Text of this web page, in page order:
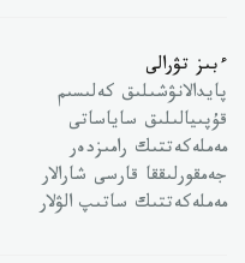
ءبىز تۋرالى
پايدالانۋشىلىق كەلىسىم
قۇپىيالىلىق ساياساتى
مەملەكەتتىك رامىزدەر
جەمقورلىققا قارسى شارالار
مەملەكەتتىك ساتىپ الۋلار